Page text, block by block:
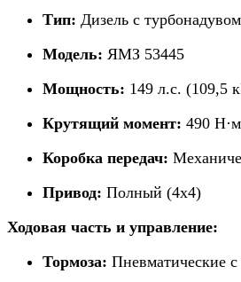
Тип: Дизель с турбонадувом
Модель: ЯМЗ 53445
Мощность: 149 л.с. (109,5
Крутящий момент: 490 Н·м
Коробка передач:
Привод: Полный (4х4)
Ходовая часть и управление:
Тормоза: Пневматические